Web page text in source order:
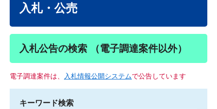
入札・公売
入札公告の検索 （電子調達案件以外）
電子調達案件は、 入札情報公開システムで公告しています
キーワード検索